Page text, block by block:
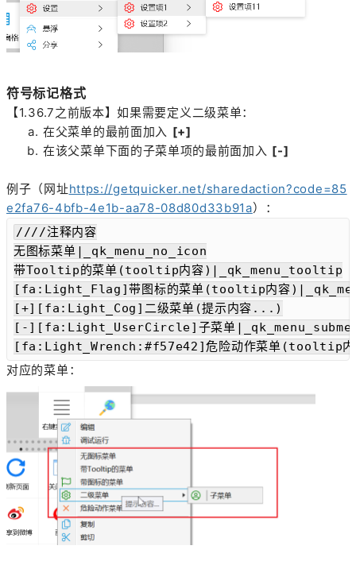
符号标记格式
【1.36.7之前版本】如果需要定义二级菜单：
在父菜单的最前面加入 [+]
在该父菜单下面的子菜单项的最前面加入 [-]
例子（网址https://getquicker.net/sharedaction?code=85
e2fa76-4bfb-4e1b-aa78-08d80d33b91a）：
////注释内容
无图标菜单|_qk_menu_no_icon
带Tooltip的菜单(tooltip内容)|_qk_menu_tooltip
[fa:Light_Flag]带图标的菜单(tooltip内容
[+][fa:Light_Cog]二级菜单(提示内容...)
[-][fa:Light_UserCircle]子菜单
[fa:Light_Wrench:#f57e42]危险动作菜单(tooltip内
对应的菜单：